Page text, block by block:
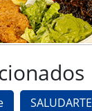
SALUDARTE